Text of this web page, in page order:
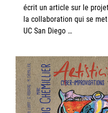
écrit un article sur le
la collaboration qui se
UC San Diego …